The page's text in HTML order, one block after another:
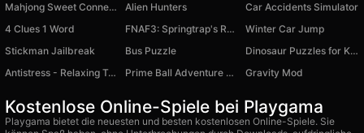
Mahjong Sweet Connection Easter
Alien Hunters
Car Accidents Simulator
4 Clues 1 Word
FNAF3: Springtrap's Revenge
Winter Car Jump
Stickman Jailbreak
Bus Puzzle
Dinosaur Puzzles for Kids
Antistress - Relaxing Toys ASMR
Prime Ball Adventure Game Gravity Mod
Kostenlose Online-Spiele bei Playgama
Playgama bietet die neuesten und besten kostenlosen Online-Spiele. Sie